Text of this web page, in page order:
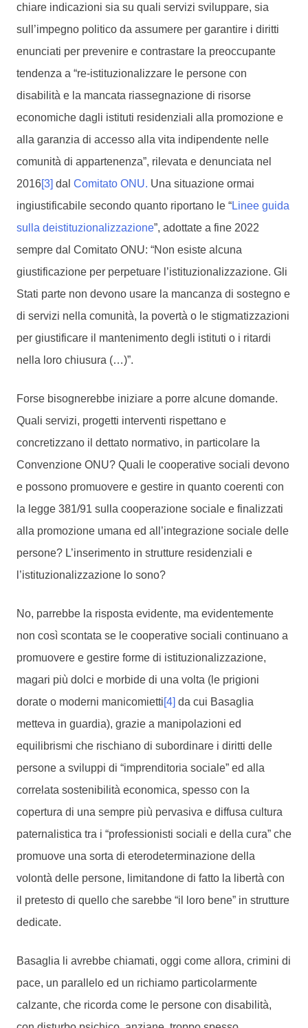
chiare indicazioni sia su quali servizi sviluppare, sia
sull’impegno politico da assumere per garantire i diritti
enunciati per prevenire e contrastare la preoccupante
tendenza a “re-istituzionalizzare le persone con
disabilità e la mancata riassegnazione di risorse
economiche dagli istituti residenziali alla promozione e
alla garanzia di accesso alla vita indipendente nelle
comunità di appartenenza”, rilevata e denunciata nel
2016[3] dal Comitato ONU. Una situazione ormai
ingiustificabile secondo quanto riportano le “Linee guida
sulla deistituzionalizzazione”, adottate a fine 2022
sempre dal Comitato ONU: “Non esiste alcuna
giustificazione per perpetuare l’istituzionalizzazione. Gli
Stati parte non devono usare la mancanza di sostegno e
di servizi nella comunità, la povertà o le stigmatizzazioni
per giustificare il mantenimento degli istituti o i ritardi
nella loro chiusura (…)”.
Forse bisognerebbe iniziare a porre alcune domande.
Quali servizi, progetti interventi rispettano e
concretizzano il dettato normativo, in particolare la
Convenzione ONU? Quali le cooperative sociali devono
e possono promuovere e gestire in quanto coerenti con
la legge 381/91 sulla cooperazione sociale e finalizzati
alla promozione umana ed all’integrazione sociale delle
persone? L’inserimento in strutture residenziali e
l’istituzionalizzazione lo sono?
No, parrebbe la risposta evidente, ma evidentemente
non così scontata se le cooperative sociali continuano a
promuovere e gestire forme di istituzionalizzazione,
magari più dolci e morbide di una volta (le prigioni
dorate o moderni manicomietti[4] da cui Basaglia
metteva in guardia), grazie a manipolazioni ed
equilibrismi che rischiano di subordinare i diritti delle
persone a sviluppi di “imprenditoria sociale” ed alla
correlata sostenibilità economica, spesso con la
copertura di una sempre più pervasiva e diffusa cultura
paternalistica tra i “professionisti sociali e della cura” che
promuove una sorta di eterodeterminazione della
volontà delle persone, limitandone di fatto la libertà con
il pretesto di quello che sarebbe “il loro bene” in strutture
dedicate.
Basaglia li avrebbe chiamati, oggi come allora, crimini di
pace, un parallelo ed un richiamo particolarmente
calzante, che ricorda come le persone con disabilità,